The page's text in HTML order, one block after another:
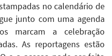
no calendário de
junto com uma agenda
marcam a celebração
As reportagens estão